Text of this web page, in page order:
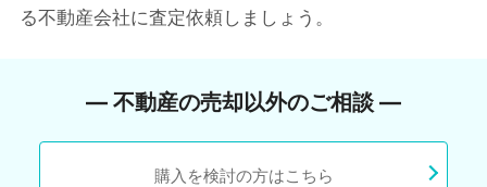
る不動産会社に査定依頼しましょう。
― 不動産の売却以外のご相談 ―
購入を検討の方はこちら